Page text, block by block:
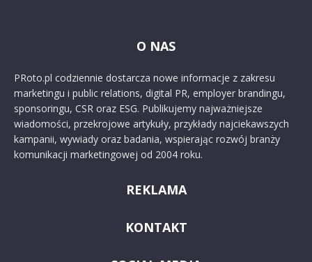
O NAS
PRoto.pl codziennie dostarcza nowe informacje z zakresu
marketingu i public relations, digital PR, employer brandingu,
sponsoringu, CSR oraz ESG. Publikujemy najważniejsze
wiadomości, przekrojowe artykuły, przykłady najciekawszych
kampanii, wywiady oraz badania, wspierając rozwój branży
komunikacji marketingowej od 2004 roku.
REKLAMA
KONTAKT